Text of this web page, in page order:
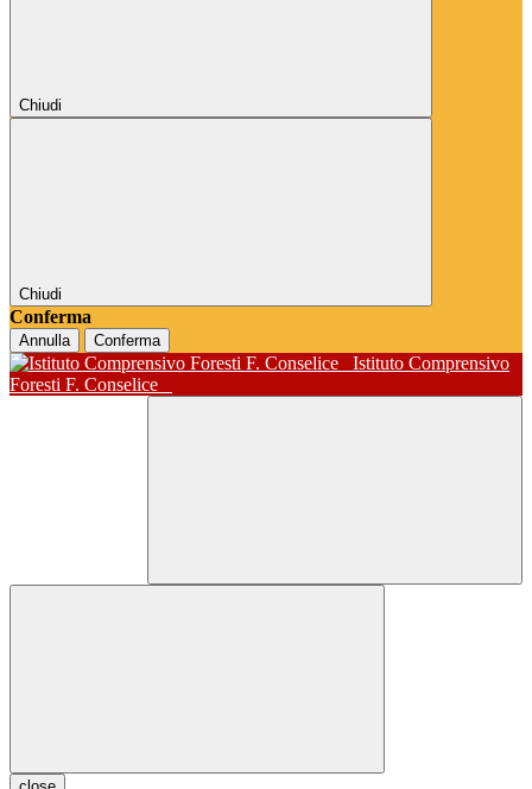
Chiudi
Chiudi
Conferma
Annulla Conferma
Istituto Comprensivo
Foresti F. Conselice